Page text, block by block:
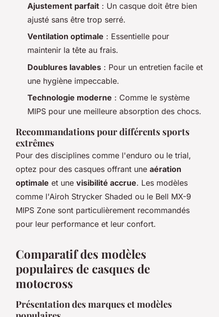
Ajustement parfait : Un casque doit être bien
ajusté sans être trop serré.
Ventilation optimale : Essentielle pour
maintenir la tête au frais.
Doublures lavables : Pour un entretien facile et
une hygiène impeccable.
Technologie moderne : Comme le système
MIPS pour une meilleure absorption des chocs.
Recommandations pour différents sports
extrêmes
Pour des disciplines comme l'enduro ou le trial,
optez pour des casques offrant une aération
optimale et une visibilité accrue. Les modèles
comme l'Airoh Strycker Shaded ou le Bell MX-9
MIPS Zone sont particulièrement recommandés
pour leur performance et leur confort.
Comparatif des modèles
populaires de casques de
motocross
Présentation des marques et modèles